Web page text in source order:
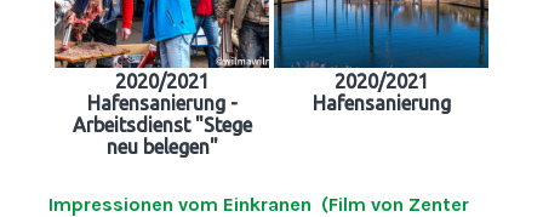
2020/2021
Hafensanierung -
Arbeitsdienst "Stege
neu belegen"
2020/2021
Hafensanierung
Impressionen vom Einkranen (Film von Zenter